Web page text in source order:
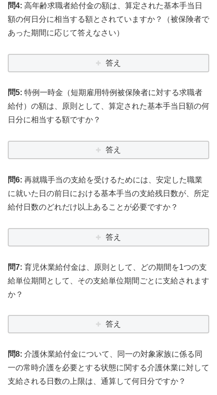
問4: 高年齢求職者給付金の額は、算定された基本手当日
額の何日分に相当する額とされていますか？（被保険者で
あった期間に応じて答えなさい）
答え
問5: 特例一時金（短期雇用特例被保険者に対する求職者
給付）の額は、原則として、算定された基本手当日額の何
日分に相当する額ですか？
答え
問6: 再就職手当の支給を受けるためには、安定した職業
に就いた日の前日における基本手当の支給残日数が、所定
給付日数のどれだけ以上あることが必要ですか？
答え
問7: 育児休業給付金は、原則として、どの期間を1つの支
給単位期間として、その支給単位期間ごとに支給されます
か？
答え
問8: 介護休業給付金について、同一の対象家族に係る同
一の常時介護を必要とする状態に関する介護休業に対して
支給される日数の上限は、通算して何日分ですか？